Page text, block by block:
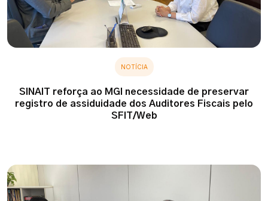
NOTÍCIA
SINAIT reforça ao MGI necessidade de preservar
registro de assiduidade dos Auditores Fiscais pelo
SFIT/Web